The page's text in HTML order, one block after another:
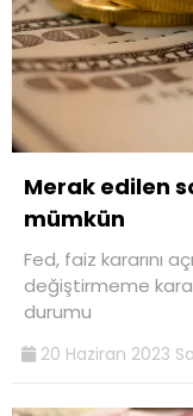
Merak edilen
mümkün
Fed, faiz kararını
değiştirmeme
durumu
20 Haziran 2023